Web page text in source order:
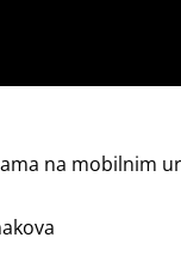
na mobilnim